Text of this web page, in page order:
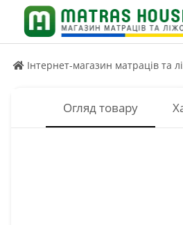
Інтернет-магазин матраців та
Огляд товару